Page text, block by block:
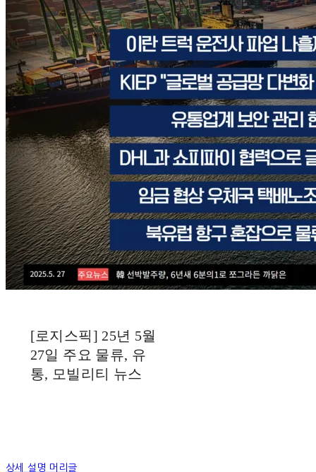
[로지스픽] 25년 5월
27일 주요 물류, 유
통, 모빌리티 뉴스
상세 설명 머리글